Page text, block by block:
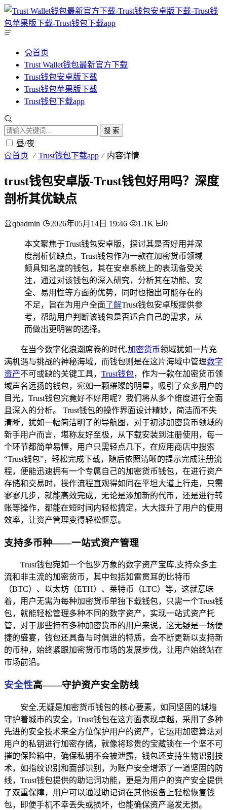
首页
Trust Wallet钱包最新官方下载
Trust钱包安卓版下载
Trust钱包苹果版下载
Trust钱包下载app
搜 索
昼/夜
首页 Trust钱包下载app 内容详情
trust钱包安卓版-Trust钱包好用吗？深度
剖析其优缺点
qbadmin 2026年05月14日 19:46 1.1K 0
本文聚焦于Trust钱包安卓版，探讨其是否好用并深
度剖析优缺点，Trust钱包作为一款在加密货币领域
颇具知名度的钱包，其在安卓系统上的表现备受关
注，通过对该钱包的深入研究，分析其在功能、安
全、易用性等方面的优势，同时也指出可能存在的
不足，旨在为用户全面了解Trust钱包安卓版提供参
考，帮助用户判断该钱包是否适合自己的需求，从
而做出更明智的选择。
在当今数字化浪潮席卷的时代,加密货币领域犹如一片充
满机遇与挑战的神秘海域，而钱包则是在这片海域中管理数字
资产不可或缺的关键工具， Trust钱包，作为一款在加密货币领
域声名远扬的钱包，宛如一颗璀璨的明星，吸引了众多用户的
目光，Trust钱包究竟好不好用呢？我们将从多个维度进行全面
且深入的分析。 Trust钱包的操作界面设计精妙，简洁而不失
清晰，犹如一幅简洁明了的导航图，对于初涉加密货币领域的
新手用户而言，堪称友好至极，从下载安装到注册使用，每一
个环节都简单易懂，用户只需轻点几下，在应用商店中搜索
“Trust钱包”，轻松完成下载，随后依照清晰的提示完成注册流
程，便能迅速拥有一个专属自己的加密货币钱包，在进行资产
存储和交易时，操作流程直观得如同在平坦大道上行走，只需
寥寥几步，就能高效完成，无论是添加新的代币，还是进行转
账等操作，都能在短时间内轻松搞定，大大提升了用户的使用
效率，让资产管理变得轻松惬意。
支持多币种——一站式资产管理
Trust钱包宛如一个包罗万象的数字资产宝库,支持众多主
流和非主流的加密货币，其中包括如雷贯耳的比特币
（BTC）、以太坊（ETH）、莱特币（LTC）等，这就意味
着，用户无需为每种加密货币单独下载钱包，只需一个Trust钱
包，就能轻松管理多种不同的数字资产，实现一站式资产托
管，对于那些持有多种加密货币的用户来说，这无疑是一场便
捷的盛宴，钱包还具备与时俱进的特质，会不断更新以支持新
的币种，始终紧跟加密货币市场的发展步伐，让用户始终站在
市场前沿。
安全性高——守护资产安全防线
安全,无疑是加密货币钱包的核心要素，如同坚固的城墙
守护着城市的安全，Trust钱包在这方面表现卓越，采用了多种
先进的安全技术来全方位保护用户的资产，它运用加密算法对
用户的私钥进行加密存储，就像将珍贵的宝藏锁在一个坚不可
摧的保险箱中，确保私钥不会被泄露，钱包还支持生物识别技
术，如指纹识别和面部识别，为账户安全增添了一道坚固的防
线，Trust钱包提供的助记词功能，更是为用户的资产安全提供
了双重保障，用户可以通过助记词在其他设备上轻松恢复钱
包，即便手机不幸丢失或损坏，也能确保资产毫发无损。